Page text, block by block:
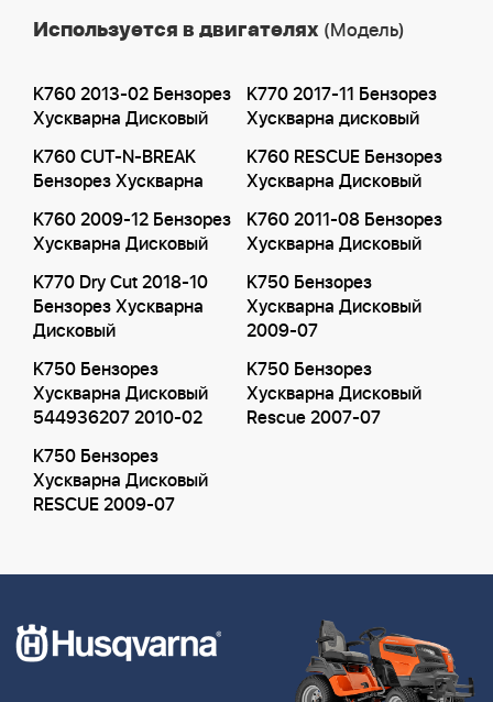
Используется в двигателях (Модель)
K760 2013-02 Бензорез
Хускварна Дисковый
K770 2017-11 Бензорез
Хускварна дисковый
K760 CUT-N-BREAK
Бензорез Хускварна
K760 RESCUE Бензорез
Хускварна Дисковый
K760 2009-12 Бензорез
Хускварна Дисковый
K760 2011-08 Бензорез
Хускварна Дисковый
K770 Dry Cut 2018-10
Бензорез Хускварна
Дисковый
K750 Бензорез
Хускварна Дисковый
2009-07
K750 Бензорез
Хускварна Дисковый
544936207 2010-02
K750 Бензорез
Хускварна Дисковый
Rescue 2007-07
K750 Бензорез
Хускварна Дисковый
RESCUE 2009-07